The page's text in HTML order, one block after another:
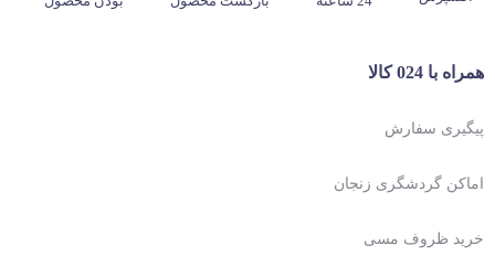
همراه با 024 کالا
پیگیری سفارش
اماکن گردشگری زنجان
خرید ظروف مسی